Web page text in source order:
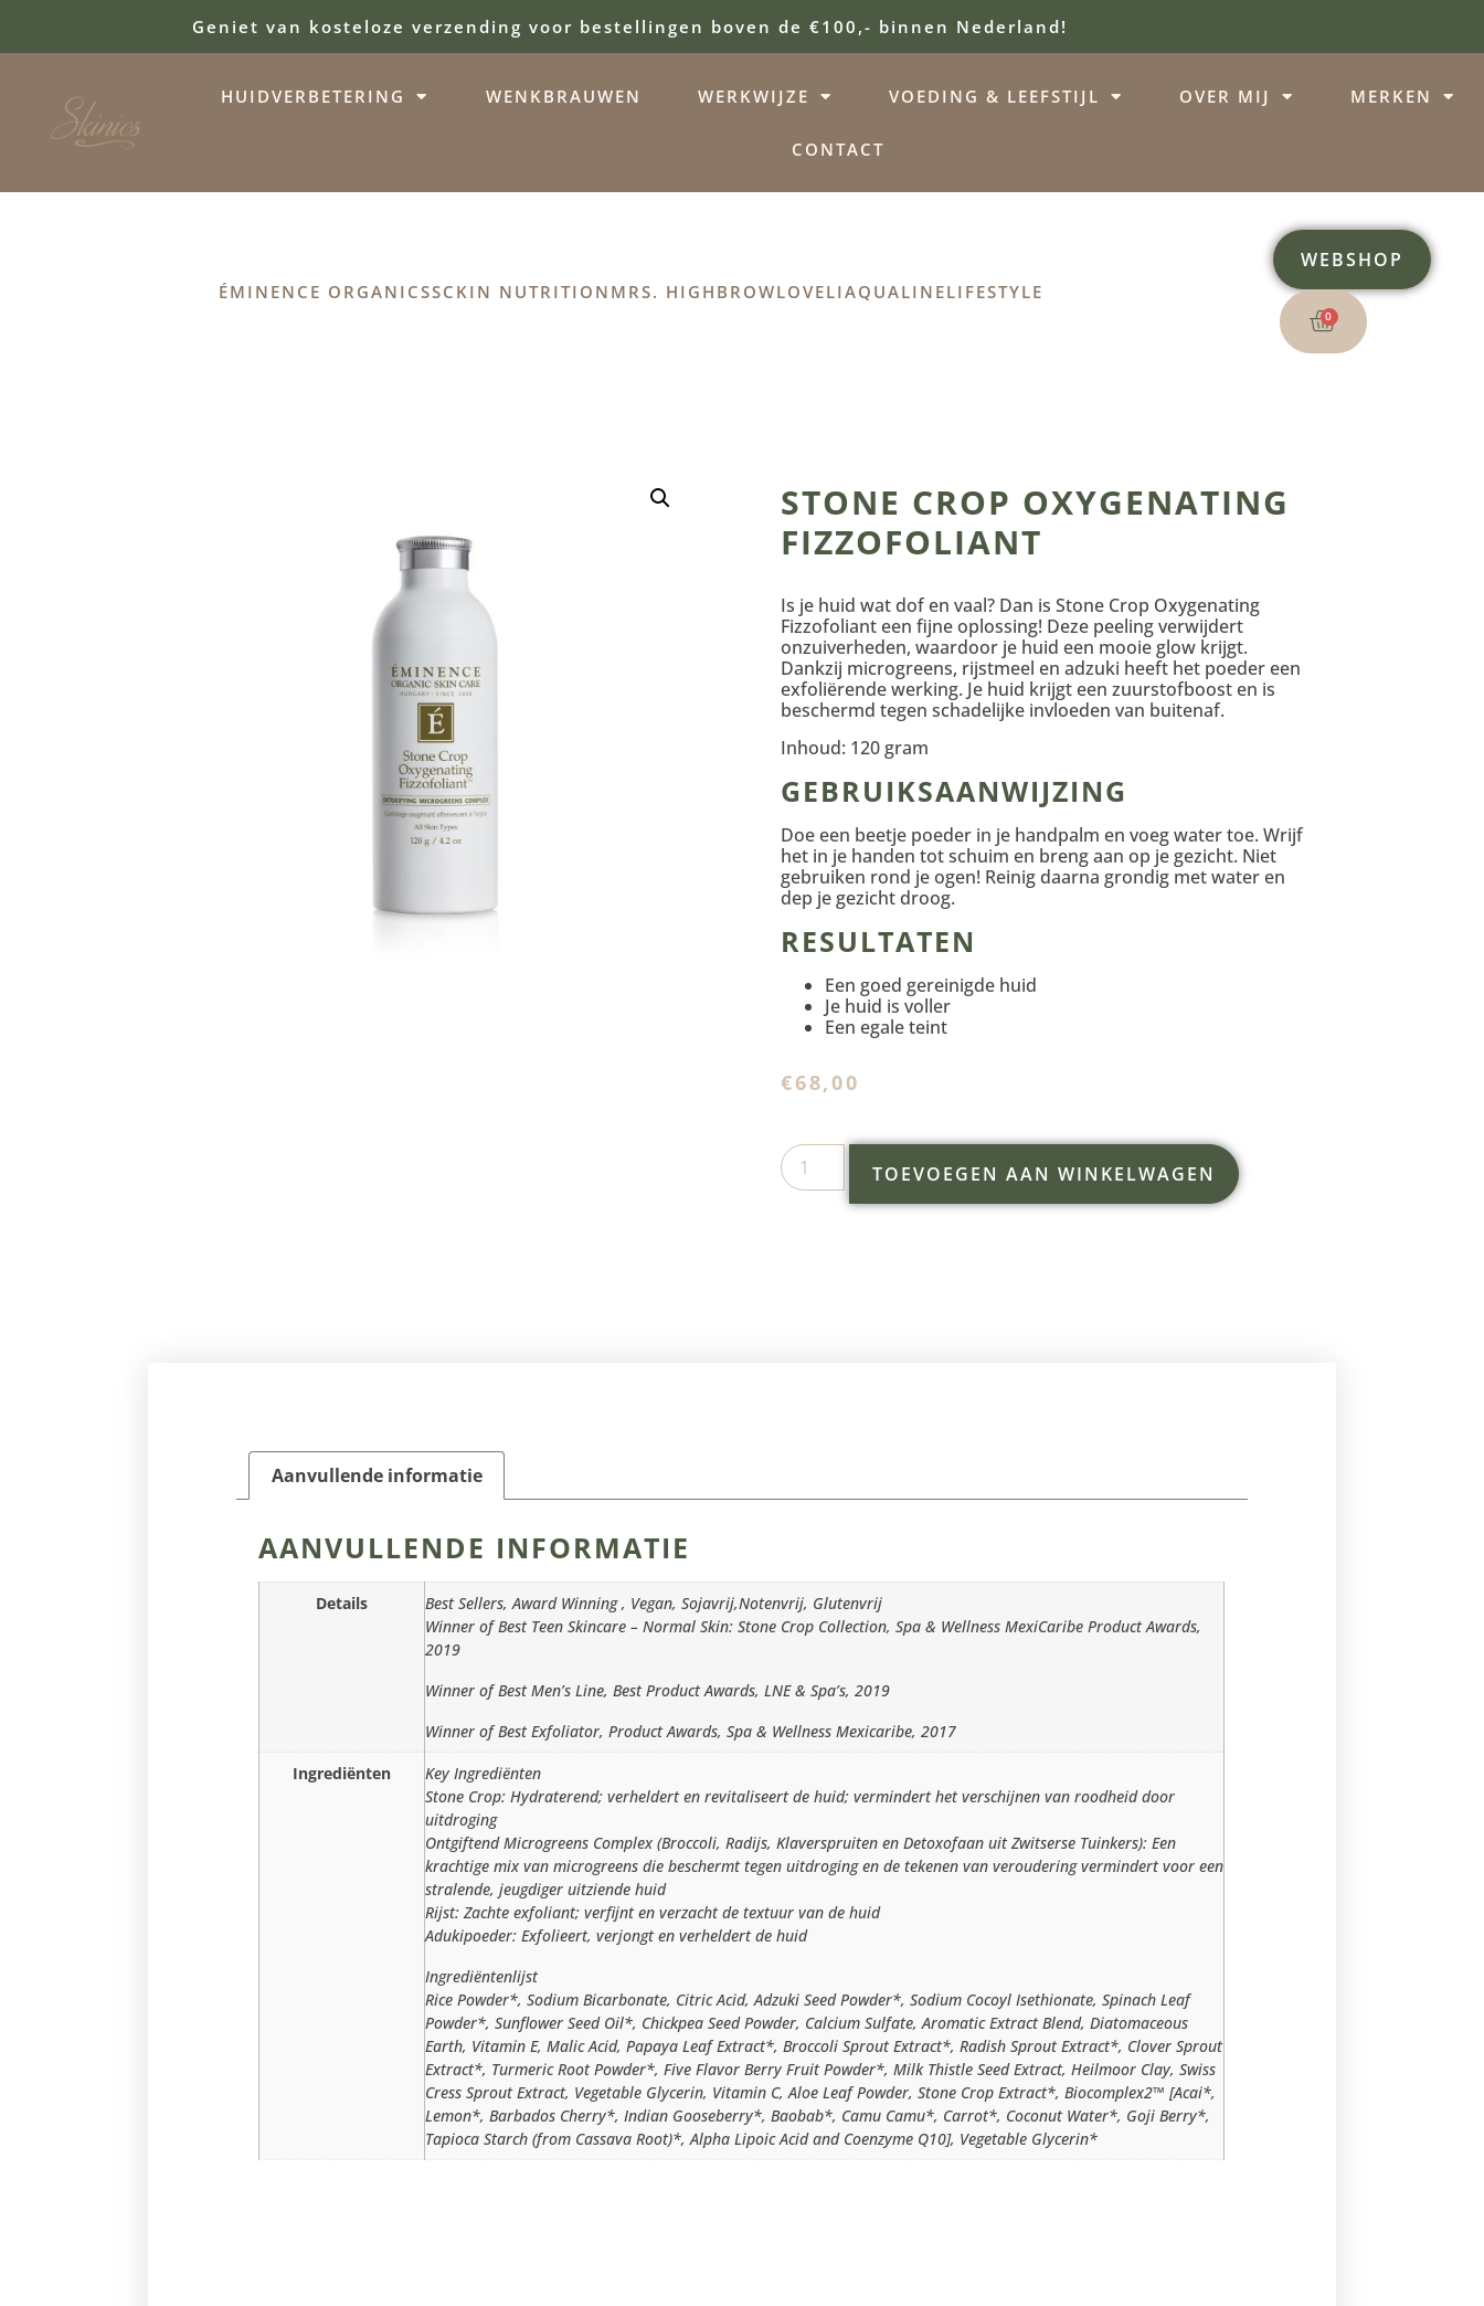
Geniet van kosteloze verzending voor bestellingen boven de €100,- binnen Nederland!
HUIDVERBETERING WENKBRAUWEN WERKWIJZE VOEDING & LEEFSTIJL OVER MIJ MERKEN
CONTACT
ÉMINENCE ORGANICSSCKIN NUTRITION MRS. HIGHBROWLOVELIAQUALINELIFESTYLE
WEBSHOP
0
STONE CROP OXYGENATING
FIZZOFOLIANT
Is je huid wat dof en vaal? Dan is Stone Crop Oxygenating
Fizzofoliant een fijne oplossing! Deze peeling verwijdert
onzuiverheden, waardoor je huid een mooie glow krijgt.
Dankzij microgreens, rijstmeel en adzuki heeft het poeder een
exfoliërende werking. Je huid krijgt een zuurstofboost en is
beschermd tegen schadelijke invloeden van buitenaf.
Inhoud: 120 gram
GEBRUIKSAANWIJZING
Doe een beetje poeder in je handpalm en voeg water toe. Wrijf
het in je handen tot schuim en breng aan op je gezicht. Niet
gebruiken rond je ogen! Reinig daarna grondig met water en
dep je gezicht droog.
RESULTATEN
Een goed gereinigde huid
Je huid is voller
Een egale teint
€68,00
TOEVOEGEN AAN WINKELWAGEN
Aanvullende informatie
AANVULLENDE INFORMATIE
Details
Best Sellers, Award Winning , Vegan, Sojavrij,Notenvrij, Glutenvrij
Winner of Best Teen Skincare – Normal Skin: Stone Crop Collection, Spa & Wellness MexiCaribe Product Awards,
2019
Winner of Best Men’s Line, Best Product Awards, LNE & Spa’s, 2019
Winner of Best Exfoliator, Product Awards, Spa & Wellness Mexicaribe, 2017
Ingrediënten
Key Ingrediënten
Stone Crop: Hydraterend; verheldert en revitaliseert de huid; vermindert het verschijnen van roodheid door
uitdroging
Ontgiftend Microgreens Complex (Broccoli, Radijs, Klaverspruiten en Detoxofaan uit Zwitserse Tuinkers): Een
krachtige mix van microgreens die beschermt tegen uitdroging en de tekenen van veroudering vermindert voor een
stralende, jeugdiger uitziende huid
Rijst: Zachte exfoliant; verfijnt en verzacht de textuur van de huid
Adukipoeder: Exfolieert, verjongt en verheldert de huid
Ingrediëntenlijst
Rice Powder*, Sodium Bicarbonate, Citric Acid, Adzuki Seed Powder*, Sodium Cocoyl Isethionate, Spinach Leaf
Powder*, Sunflower Seed Oil*, Chickpea Seed Powder, Calcium Sulfate, Aromatic Extract Blend, Diatomaceous
Earth, Vitamin E, Malic Acid, Papaya Leaf Extract*, Broccoli Sprout Extract*, Radish Sprout Extract*, Clover Sprout
Extract*, Turmeric Root Powder*, Five Flavor Berry Fruit Powder*, Milk Thistle Seed Extract, Heilmoor Clay, Swiss
Cress Sprout Extract, Vegetable Glycerin, Vitamin C, Aloe Leaf Powder, Stone Crop Extract*, Biocomplex2™ [Acai*,
Lemon*, Barbados Cherry*, Indian Gooseberry*, Baobab*, Camu Camu*, Carrot*, Coconut Water*, Goji Berry*,
Tapioca Starch (from Cassava Root)*, Alpha Lipoic Acid and Coenzyme Q10], Vegetable Glycerin*